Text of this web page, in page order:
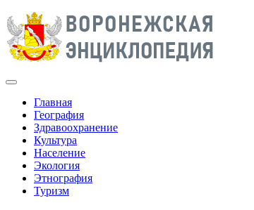
Главная
География
Здравоохранение
Культура
Население
Экология
Этнография
Туризм